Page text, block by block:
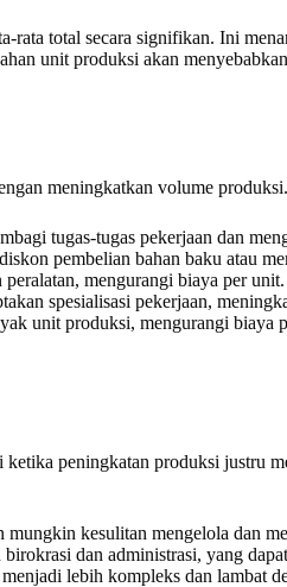
total secara signifikan. Ini
unit produksi akan
meningkatkan volume
tugas-tugas pekerjaan dan
pembelian bahan baku atau
mengurangi biaya per unit.
spesialisasi pekerjaan,
unit produksi, mengurangi biaya
peningkatan produksi justru
mungkin kesulitan mengelola dan
dan administrasi, yang
lebih kompleks dan lambat